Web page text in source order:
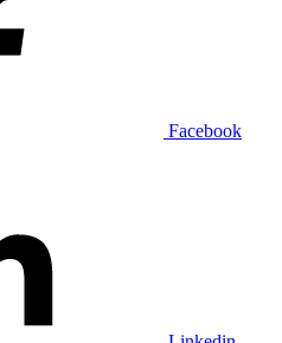
Facebook